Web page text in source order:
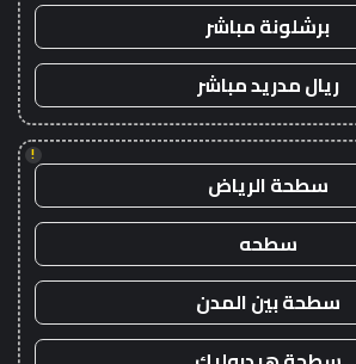
برشلونة مباشر
ريال مدريد مباشر
!
سطحة الرياض
سطحه
سطحة بين المدن